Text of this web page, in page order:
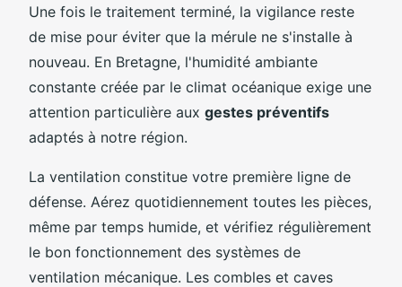
Une fois le traitement terminé, la vigilance reste
de mise pour éviter que la mérule ne s'installe à
nouveau. En Bretagne, l'humidité ambiante
constante créée par le climat océanique exige une
attention particulière aux gestes préventifs
adaptés à notre région.
La ventilation constitue votre première ligne de
défense. Aérez quotidiennement toutes les pièces,
même par temps humide, et vérifiez régulièrement
le bon fonctionnement des systèmes de
ventilation mécanique. Les combles et caves